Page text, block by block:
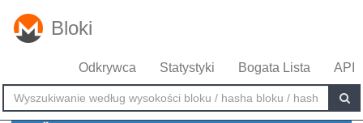
Bloki
Odkrywca Statystyki Bogata Lista API